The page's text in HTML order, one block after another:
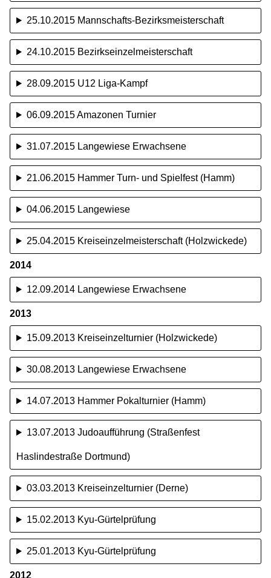
25.10.2015 Mannschafts-Bezirksmeisterschaft
24.10.2015 Bezirkseinzelmeisterschaft
28.09.2015 U12 Liga-Kampf
06.09.2015 Amazonen Turnier
31.07.2015 Langewiese Erwachsene
21.06.2015 Hammer Turn- und Spielfest (Hamm)
04.06.2015 Langewiese
25.04.2015 Kreiseinzelmeisterschaft (Holzwickede)
2014
12.09.2014 Langewiese Erwachsene
2013
15.09.2013 Kreiseinzelturnier (Holzwickede)
30.08.2013 Langewiese Erwachsene
14.07.2013 Hammer Pokalturnier (Hamm)
13.07.2013 Judoaufführung (Straßenfest
Haslindestraße Dortmund)
03.03.2013 Kreiseinzelturnier (Derne)
15.02.2013 Kyu-Gürtelprüfung
25.01.2013 Kyu-Gürtelprüfung
2012